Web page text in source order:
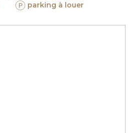
parking à louer